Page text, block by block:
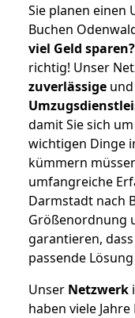
Sie planen einen
Buchen
viel Geld sparen?
richtig! Unser
zuverlässige und
damit Sie sich
wichtigen Dinge
kümmern
umfangreiche
Darmstadt nach
Größenordnung
garantieren,
passende
Unser Netzwerk
haben viele